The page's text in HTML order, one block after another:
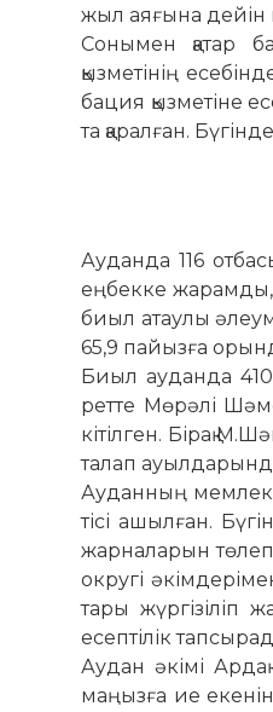
жыл аяғына дейін
Сонымен қатар
қызметінің
бация қызметіне
та қаралған.
Ауданда 116
еңбекке жарамды,
биыл атаулы
65,9 пайызға
Биыл ауданда
ретте Мөрәлі
кітілген. Бірақ
талап
Ауданның
тісі ашылған.
жар­наларын
округі
тары жүргізіліп
есептілік
Аудан әкімі
маңызға ие